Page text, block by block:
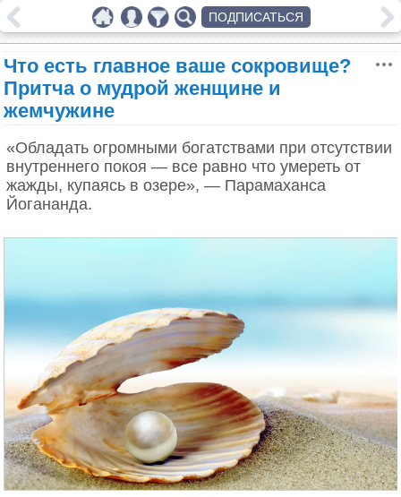
Что есть главное ваше сокровище?
Притча о мудрой женщине и
жемчужине
«Обладать огромными богатствами при отсутствии
внутреннего покоя — все равно что умереть от
жажды, купаясь в озере», — Парамаханса
Йогананда.
ПОДПИСАТЬСЯ